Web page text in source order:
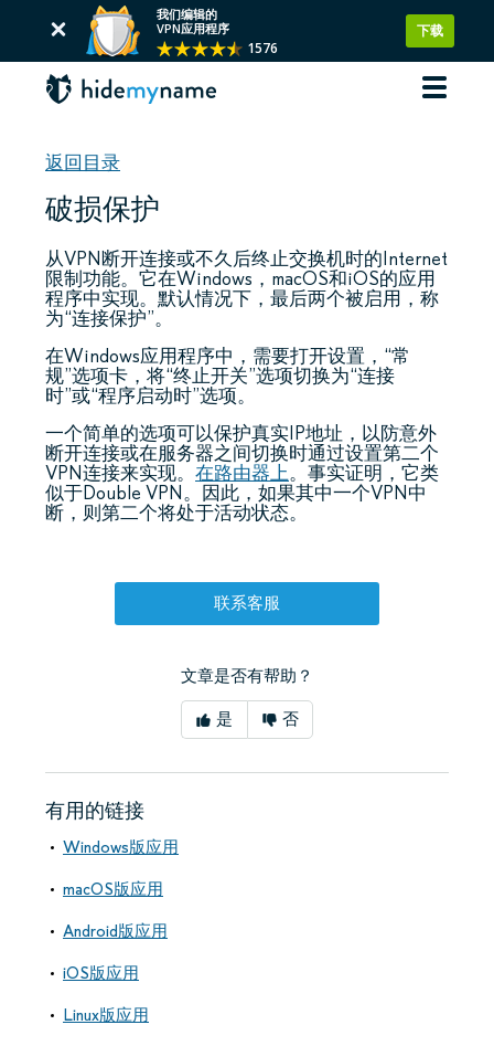
我们编辑的
VPN应用程序
1576
下载
返回目录
破损保护
从VPN断开连接或不久后终止交换机时的Internet
限制功能。它在Windows，macOS和iOS的应用
程序中实现。默认情况下，最后两个被启用，称
为“连接保护”。
在Windows应用程序中，需要打开设置，“常
规”选项卡，将“终止开关”选项切换为“连接
时”或“程序启动时”选项。
一个简单的选项可以保护真实IP地址，以防意外
断开连接或在服务器之间切换时通过设置第二个
VPN连接来实现。 在路由器上。事实证明，它类
似于Double VPN。因此，如果其中一个VPN中
断，则第二个将处于活动状态。
联系客服
文章是否有帮助？
是 否
有用的链接
Windows版应用
macOS版应用
Android版应用
iOS版应用
Linux版应用